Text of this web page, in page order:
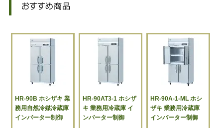
HR-90B ホシザキ 業
務用自然冷媒冷蔵庫
インバーター制御
HR-90AT3-1 ホシザ
キ 業務用冷蔵庫 イ
ンバーター制御
HR-90A-1-ML ホシ
ザキ 業務用冷蔵庫
インバーター制御